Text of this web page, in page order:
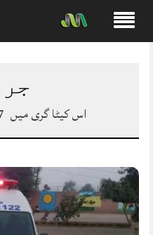
اس کیٹا گری میں